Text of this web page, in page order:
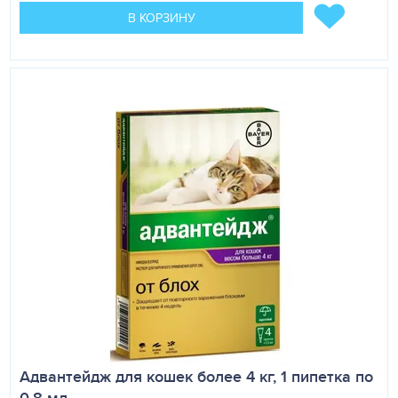
аллергические реакции.
Повышенная чувствительность к диоксидину.
Молоко, полученное из долей вымени коров,
подвергшихся лечению раствором диоксидина,
используют в пищу через 24 часа после последнего
введения, при условии полного отсутствия признаков
мастита и приобретения нормальных свойств молока.
УСЛОВИЯ ХРАНЕНИЯ
Список Б. В сухом, темном месте при температуре от 5
до 25 °С. Срок годности — 2 года.
В КОРЗИНУ
Адвантейдж для кошек более 4 кг, 1 пипетка по